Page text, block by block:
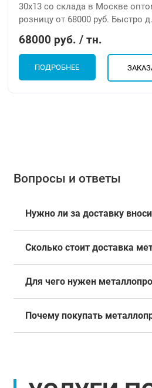
30х13 со склада в Москве
розницу от 68000 руб. Быстро
68000 руб. / тн.
ПОДРОБНЕЕ
Вопросы и ответы
Нужно ли за доставку
Сколько стоит доставка
Для чего нужен
Почему покупать